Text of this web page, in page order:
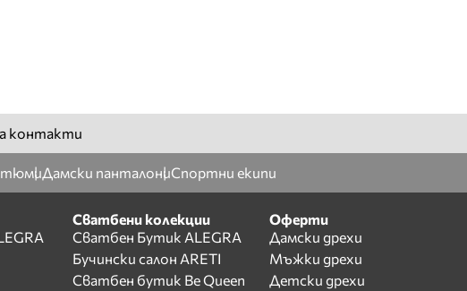
контакти
Дамски панталониСпортни екипи
Сватбени колекции
Сватбен Бутик ALEGRA
Бучински салон ARETI
Сватбен бутик Be Queen
Оферти
Дамски дрехи
Мъжки дрехи
Детски дрехи